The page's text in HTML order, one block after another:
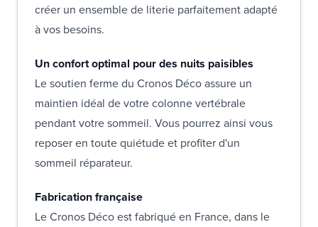
créer un ensemble de literie parfaitement adapté
à vos besoins.
Un confort optimal pour des nuits paisibles
Le soutien ferme du Cronos Déco assure un
maintien idéal de votre colonne vertébrale
pendant votre sommeil. Vous pourrez ainsi vous
reposer en toute quiétude et profiter d'un
sommeil réparateur.
Fabrication française
Le Cronos Déco est fabriqué en France, dans le